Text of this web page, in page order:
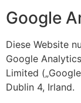
Google
Diese Website
Google
Limited
Dublin 4, Irland.